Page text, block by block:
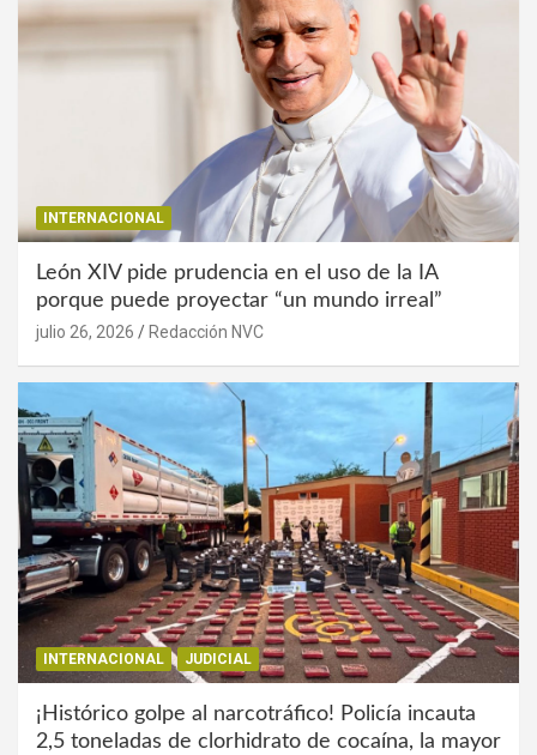
INTERNACIONAL
León XIV pide prudencia en el uso de la IA
porque puede proyectar “un mundo irreal”
julio 26, 2026 Redacción NVC
INTERNACIONAL JUDICIAL
¡Histórico golpe al narcotráfico! Policía incauta
2,5 toneladas de clorhidrato de cocaína, la mayor